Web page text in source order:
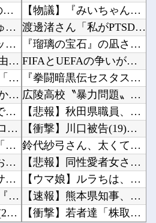
【FGO】 夜kunさんのモルガンイラスト！！ 蝶の羽好きです！
☆うまなみ・競馬にゅーす速報 終了のお知らせ
「危なすぎる」「サッカーだったら一発レッド」阪神ガルシア、筒香に対する“危険走塁”にファン...
【海外の反応】 山本由伸が打撃練習で“フェンス越え”を披露「金属音は聞かなかったことにする...
【初音ミク】 海洋堂「初音ミク 青龍Ver.」フィギュア 商品情報公開【17日予約開始】
【熊本】 飲食店の床から「温水が噴出」…温度は40℃程度、熱いお湯が湧き出している模様
外国人「これが日本で嫌われてるアニメキャラのカップリングらしい…」
【超悲報】 ”イカ”フロー状態”タコ”は対象外
同人「10円」セール「第3弾」
間男が嫁と一緒に「お願いします離婚してください。出来るだけの償いはします。」とか言ってきた...
韓国人インフルエンサー(49)、日本で次々と車に衝突 計7台巻き込み 八王子
【動画】 本物の銃の『弾道』がよく分かる動画まとめがコチラｗｗｗ！！
【画像】 小倉ゆうか(27)さん、7年ぶり『FRIDAY』表紙で神ボディ大解放
【物議】『みいちゃん』が現実で蔑称化？近大准教授「文化芸術は人を傷つけてもよい。ただし傷つ...
渡邊渚さん「私がPTSDと診断された当時、世間はまだPTSDという言葉は浸透されていません...
『瑠璃の宝石』の凪さん、とんでもないボディを披露してしまう他
FIFAとUEFAの争いが凄まじい泥沼状態に突入、UEFAの要求を呑んだFIFAだったがU...
『拳闘暗黒伝セスタス』全巻「70％オフ」セール！全15巻「11,385円」→「3,405円...
広陵高校〝暴力問題〟中井監督が謝罪。野球部巡り昨年退任「深く反省」他
【悲報】秋田県職員、まさかのバスローブ姿でオンライン会見→+民「舘ひろしかよｗｗｗ」他
【衝撃】川口被告(19)に無期懲役 江別大学生殺人事件、19歳で取り返しのつかない代償を背...
鈴代紗弓さん、太くて長い棒状のものをナデナデしてしまう・・・他
【悲報】同性愛者女さん「女と付き合うの地獄すぎる、男はどうやって耐えてんの？」←コレは同意...
【ウマ娘】ルラちは、あの性格で大きいから好き。他
【速報】熊本県知事、オールドメディアの被災者、遺族への取材に怒り「極めて強い不満、苦情が寄...
【衝撃】若者達「株取引をゲーム感覚にしたろ！」→結果他